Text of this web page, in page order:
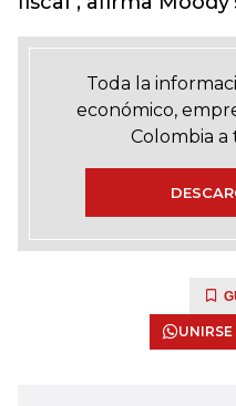
Toda la
económico,
Colombia a